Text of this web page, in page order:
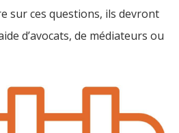
sur ces questions, ils devront
d’avocats, de médiateurs ou
les enfants feront